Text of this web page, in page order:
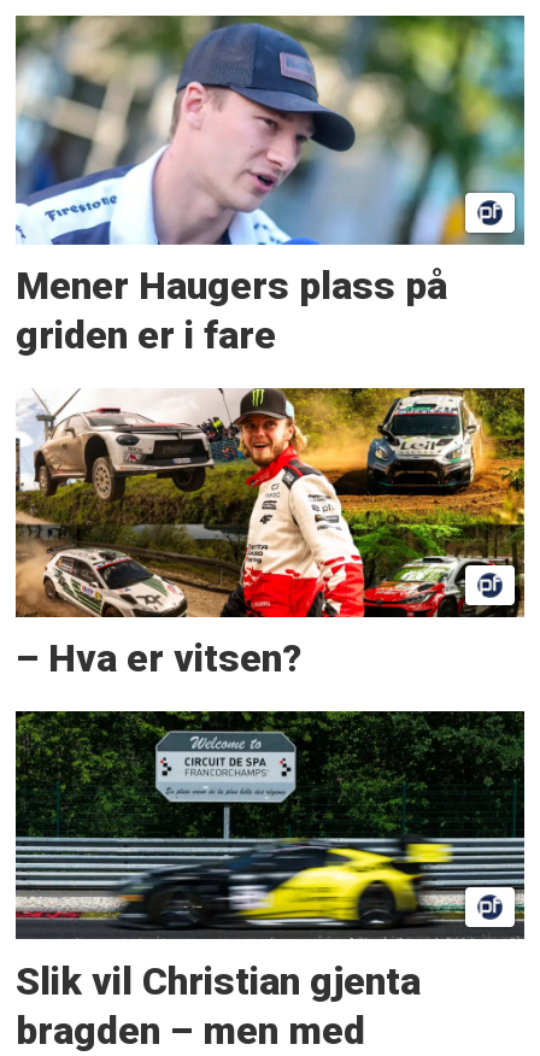
Mener Haugers plass på
griden er i fare
– Hva er vitsen?
Slik vil Christian gjenta
bragden – men med